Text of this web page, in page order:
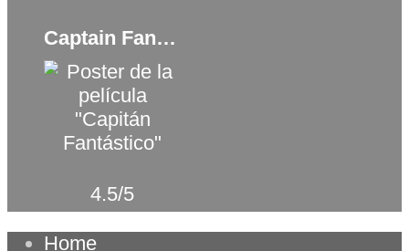
Captain Fantastic (2016)
4.5/5
Home